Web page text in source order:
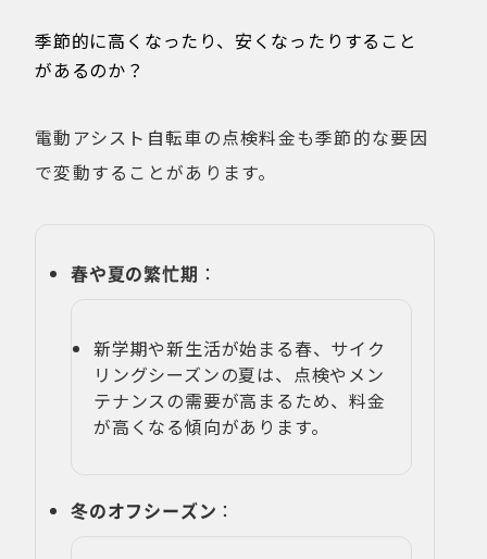
季節的に高くなったり、安くなったりすること
があるのか？
電動アシスト自転車の点検料金も季節的な要因
で変動することがあります。
春や夏の繁忙期 ：
新学期や新生活が始まる春、サイク
リングシーズンの夏は、点検やメン
テナンスの需要が高まるため、料金
が高くなる傾向があります。
冬のオフシーズン ：